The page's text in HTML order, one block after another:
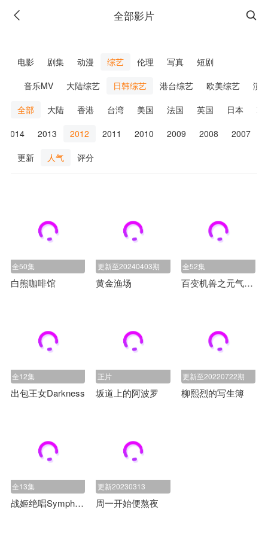
全部影片
电影 剧集 动漫 综艺 伦理 写真
短剧
音乐MV 大陆综艺 日韩综艺 港台综艺 欧美综艺
演
全部
大陆 香港 台湾 美国 法国 英国 日本
韩
2014
2013 2012 2011 2010 2009 2008
2007
更新
人气 评分
全50集
白熊咖啡馆
更新至20240403期
黄金渔场
全52集
百变机兽之元气星魂
全12集
出包王女Darkness
正片
坂道上的阿波罗
更新至20220722期
柳熙烈的写生簿
全13集
战姬绝唱Symphogear
更新20230313
周一开始便熬夜